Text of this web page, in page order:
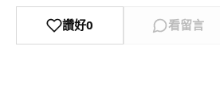
讚好0 看留言